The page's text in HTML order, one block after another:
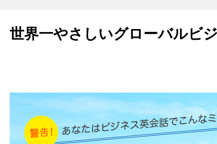
世界一やさしいグローバルビ